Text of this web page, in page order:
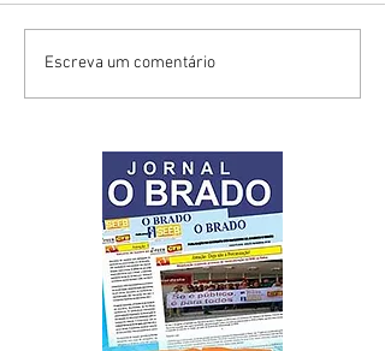
Escreva um comentário